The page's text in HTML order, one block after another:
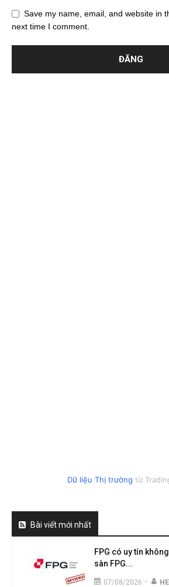
Save my name, email, and website in
next time I comment.
Dữ liệu Thị trường từ
Bài viết mới nhất
FPG có uy tín
sàn FPG...
07/08/2026 -